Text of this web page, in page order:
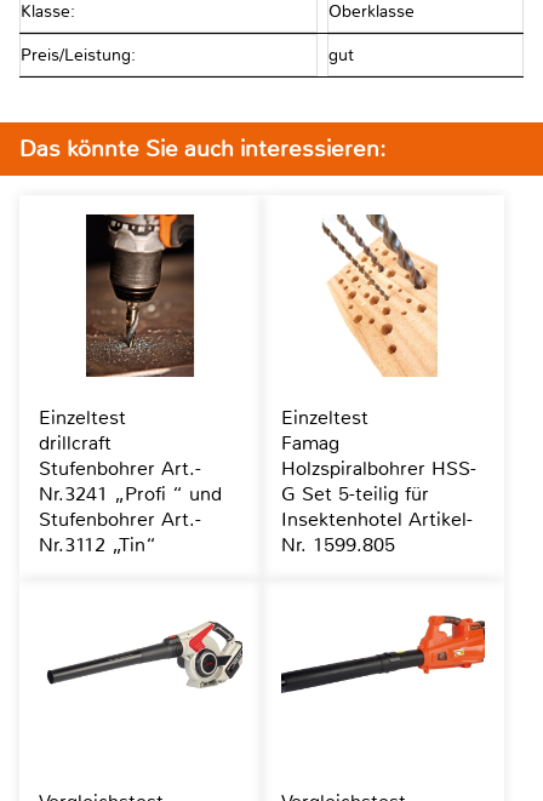
Klasse: Oberklasse
Preis/Leistung: gut
Das könnte Sie auch interessieren:
Einzeltest
drillcraft
Stufenbohrer Art.-
Nr.3241 „Profi “ und
Stufenbohrer Art.-
Nr.3112 „Tin“
Einzeltest
Famag
Holzspiralbohrer HSS-
G Set 5-teilig für
Insektenhotel Artikel-
Nr. 1599.805